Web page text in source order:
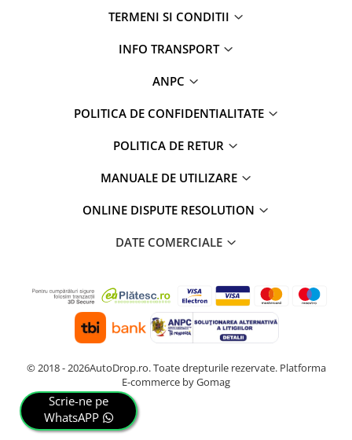
TERMENI SI CONDITII
INFO TRANSPORT
ANPC
POLITICA DE CONFIDENTIALITATE
POLITICA DE RETUR
MANUALE DE UTILIZARE
ONLINE DISPUTE RESOLUTION
DATE COMERCIALE
© 2018 - 2026AutoDrop.ro. Toate drepturile rezervate. Platforma
E-commerce by Gomag
Scrie-ne pe
WhatsAPP